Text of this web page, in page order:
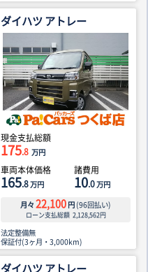
ダイハツ アトレー
現金支払総額
175.8 万円
車両本体価格
165.8万円
諸費用
10.0万円
月々 22,100 円 (96回払い)
ローン支払総額 2,128,562円
法定整備無
保証付(3ヶ月・3,000km)
ダイハツ アトレー